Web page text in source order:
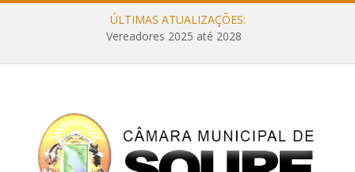
ÚLTIMAS ATUALIZAÇÕES:
Vereadores 2025 até 2028